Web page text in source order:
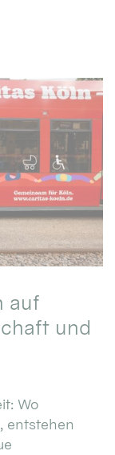
auf
und
Wo
entstehen